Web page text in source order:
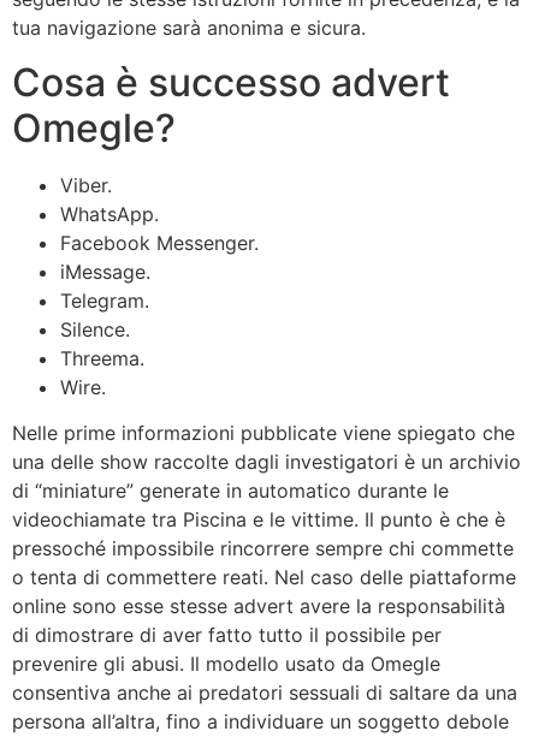
tua navigazione sarà anonima e sicura.
Cosa è successo advert
Omegle?
Viber.
WhatsApp.
Facebook Messenger.
iMessage.
Telegram.
Silence.
Threema.
Wire.
Nelle prime informazioni pubblicate viene spiegato che
una delle show raccolte dagli investigatori è un archivio
di “miniature” generate in automatico durante le
videochiamate tra Piscina e le vittime. Il punto è che è
pressoché impossibile rincorrere sempre chi commette
o tenta di commettere reati. Nel caso delle piattaforme
online sono esse stesse advert avere la responsabilità
di dimostrare di aver fatto tutto il possibile per
prevenire gli abusi. Il modello usato da Omegle
consentiva anche ai predatori sessuali di saltare da una
persona all’altra, fino a individuare un soggetto debole